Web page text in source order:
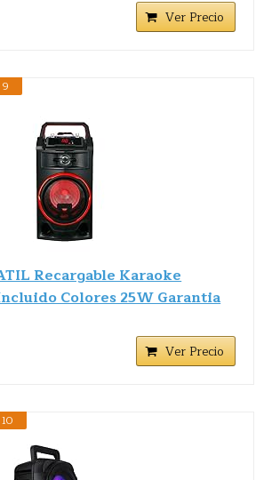
Ver Precio
Recargable Karaoke
Colores 25W Garantia
Ver Precio